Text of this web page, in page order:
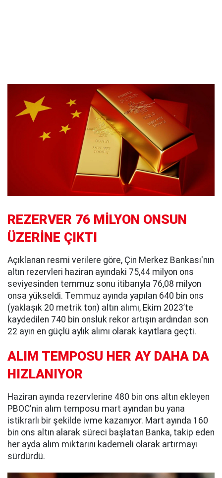
REZERVER 76 MİLYON ONSUN
ÜZERİNE ÇIKTI
Açıklanan resmi verilere göre, Çin Merkez Bankası'nın
altın rezervleri haziran ayındaki 75,44 milyon ons
seviyesinden temmuz sonu itibarıyla 76,08 milyon
onsa yükseldi. Temmuz ayında yapılan 640 bin ons
(yaklaşık 20 metrik ton) altın alımı, Ekim 2023’te
kaydedilen 740 bin onsluk rekor artışın ardından son
22 ayın en güçlü aylık alımı olarak kayıtlara geçti.
ALIM TEMPOSU HER AY DAHA DA
HIZLANIYOR
Haziran ayında rezervlerine 480 bin ons altın ekleyen
PBOC'nin alım temposu mart ayından bu yana
istikrarlı bir şekilde ivme kazanıyor. Mart ayında 160
bin ons altın alarak süreci başlatan Banka, takip eden
her ayda alım miktarını kademeli olarak artırmayı
sürdürdü.